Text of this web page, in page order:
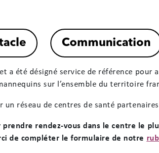
a été désigné service de référence pour
sur l’ensemble du territoire
un réseau de centres de santé
rendez-vous dans le centre le
de compléter le formulaire de notre